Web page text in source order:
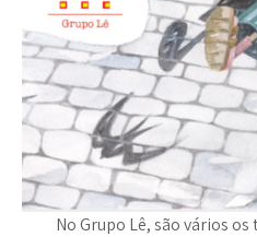
No Grupo Lê, são vários